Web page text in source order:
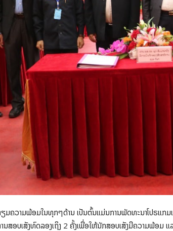
ຽມຄວາມພ້ອມໃນທຸກໆດ້ານ ເປັນຕົ້ນແມ່ນການພັດທະນາໂປຣແກ
ສອບເສັງທົດລອງເຖິງ 2 ຄັ້ງເພື່ອໃຫ້ນັກສອບເສັງມີຄວາມພ້ອມ ແ